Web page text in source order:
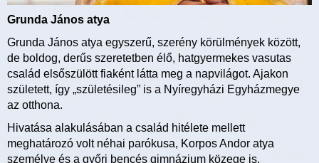
Grunda János atya
Grunda János atya egyszerű, szerény körülmények között,
de boldog, derűs szeretetben élő, hatgyermekes vasutas
család elsőszülött fiaként látta meg a napvilágot. Ajakon
született, így „születésileg” is a Nyíregyházi Egyházmegye
az otthona.
Hivatása alakulásában a család hitélete mellett
meghatározó volt néhai parókusa, Korpos Andor atya
személye és a győri bencés gimnázium közege is.